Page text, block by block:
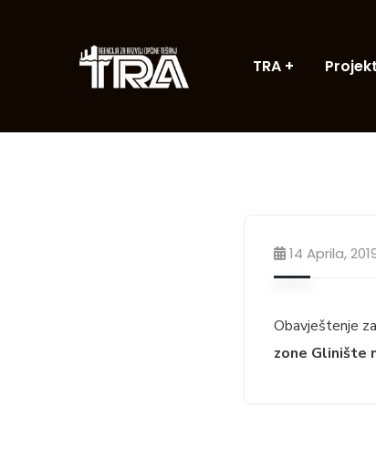
TRA
14 Aprila,
Obavještenje
zone Glinište